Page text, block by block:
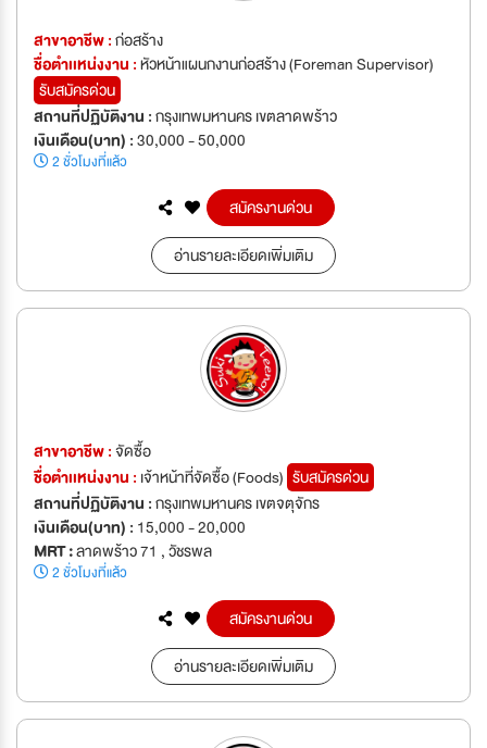
สาขาอาชีพ :ก่อสร้าง
ชื่อตำเเหน่งงาน :หัวหน้าแผนกงานก่อสร้าง (Foreman Supervisor)
รับสมัครด่วน
สถานที่ปฏิบัติงาน :กรุงเทพมหานคร เขตลาดพร้าว
เงินเดือน(บาท) :30,000 - 50,000
2 ชั่วโมงที่แล้ว
สมัครงานด่วน
อ่านรายละเอียดเพิ่มเติม
สาขาอาชีพ :จัดซื้อ
ชื่อตำเเหน่งงาน : เจ้าหน้าที่จัดซื้อ (Foods) รับสมัครด่วน
สถานที่ปฏิบัติงาน :กรุงเทพมหานคร เขตจตุจักร
เงินเดือน(บาท) : 15,000 - 20,000
MRT :ลาดพร้าว 71 , วัชรพล
2 ชั่วโมงที่แล้ว
สมัครงานด่วน
อ่านรายละเอียดเพิ่มเติม